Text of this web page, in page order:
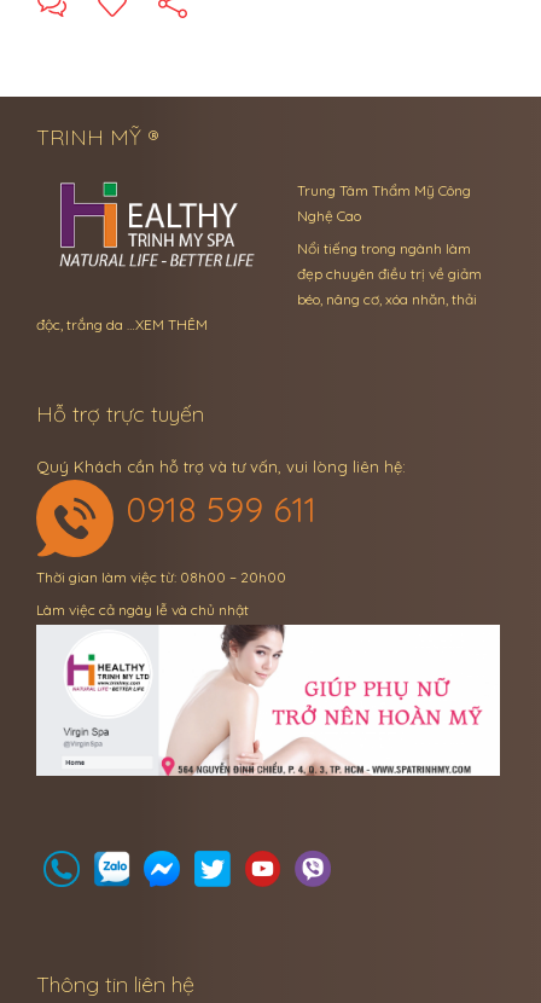
TRINH MỸ ®
Trung Tâm Thẩm Mỹ Công
Nghệ Cao
Nổi tiếng trong ngành làm
đẹp chuyên điều trị về giảm
béo, nâng cơ, xóa nhăn, thải
độc, trắng da …XEM THÊM
Hỗ trợ trực tuyến
Quý Khách cần hỗ trợ và tư vấn, vui lòng liên hệ:
0918 599 611
Thời gian làm việc từ: 08h00 – 20h00
Làm việc cả ngày lễ và chủ nhật
Thông tin liên hệ